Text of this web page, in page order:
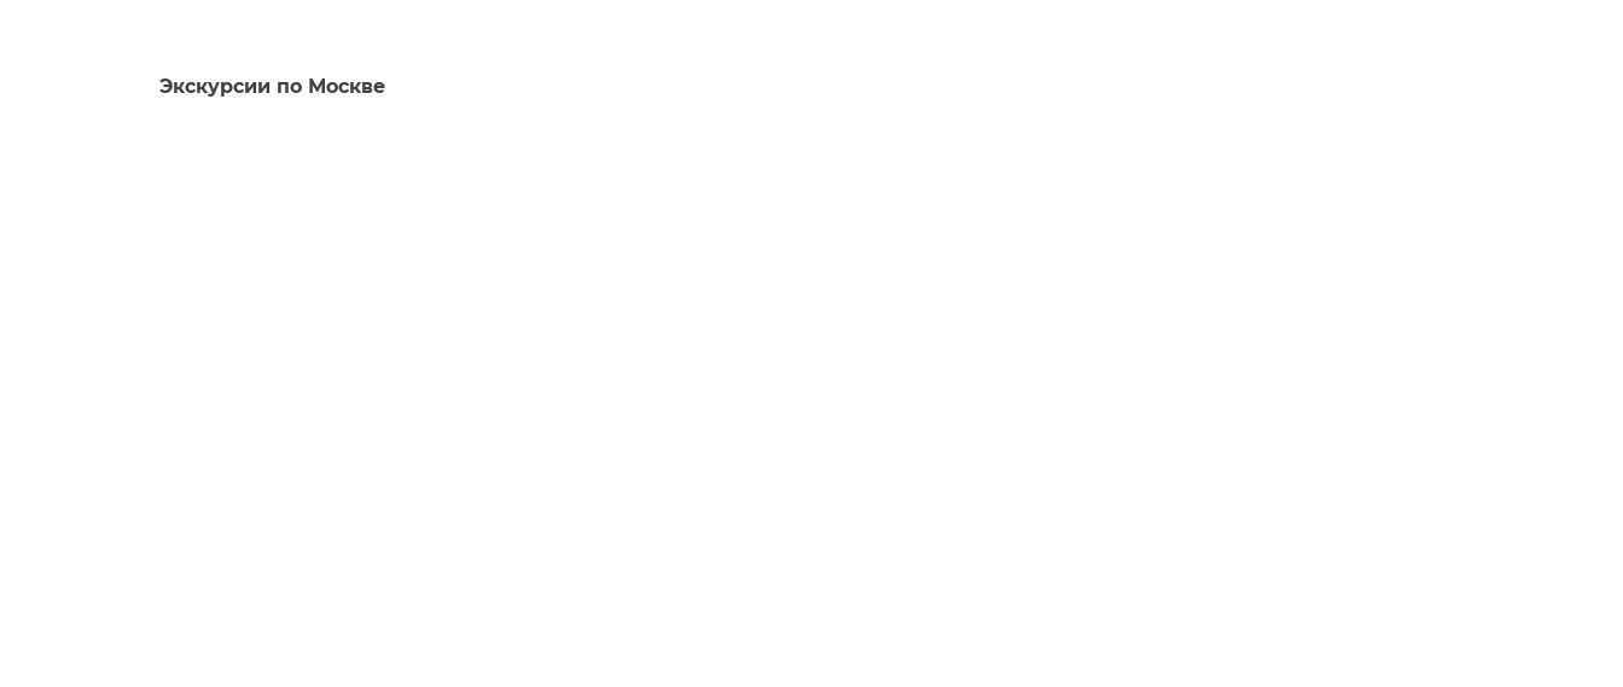
Экскурсии по Москве